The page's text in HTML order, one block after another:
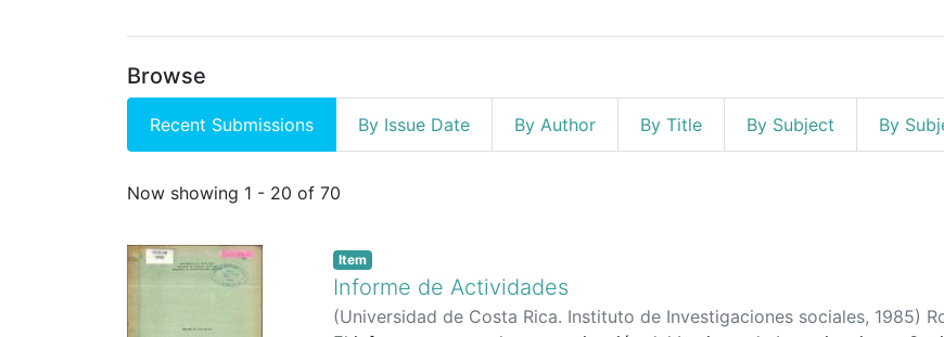
Browse
Recent Submissions By Issue Date By Author By Title By Subject By
Recent Submissions
Now showing 1 - 20 of 70
Item
Informe de Actividades
(Universidad de Costa Rica. Instituto de Investigaciones sociales, 1985)